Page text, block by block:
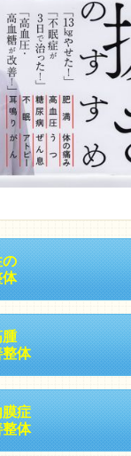
の
体
腫
体
症
体